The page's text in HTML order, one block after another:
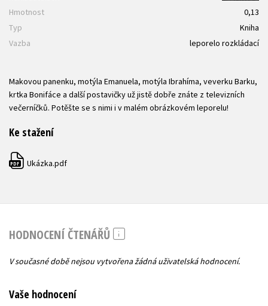
Hmotnost
0,13
Typ
Kniha
Vazba
leporelo rozkládací
Makovou panenku, motýla Emanuela, motýla Ibrahíma, veverku Barku,
krtka Bonifáce a další postavičky už jistě dobře znáte z televizních
večerníčků. Potěšte se s nimi i v malém obrázkovém leporelu!
Ke stažení
PDF Ukázka.pdf
HODNOCENÍ ČTENÁŘŮ
V současné době nejsou vytvořena žádná uživatelská hodnocení.
Vaše hodnocení